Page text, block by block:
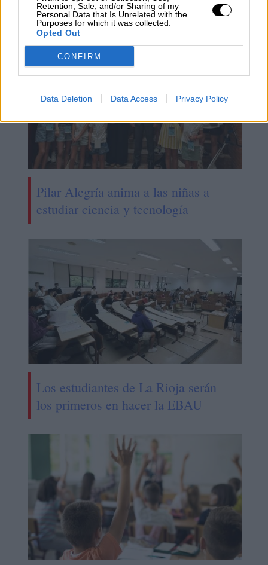
Retention, Sale, and/or Sharing of my
Personal Data that Is Unrelated with the
Purposes for which it was collected.
Opted Out
CONFIRM
Data Deletion Data Access Privacy Policy
castellano
Pilar Alegría anima a las niñas a
estudiar ciencia y tecnología
Los estudiantes de La Rioja serán
los primeros en hacer la EBAU